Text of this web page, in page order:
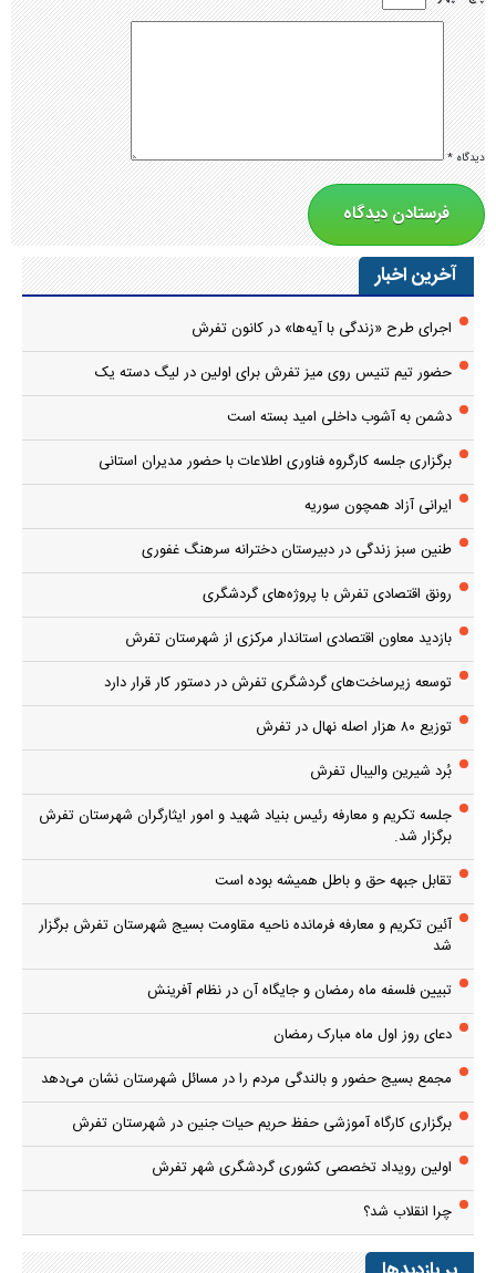
دیدگاه*
آخرین اخبار
اجرای طرح «زندگی با آیه‌ها» در کانون تفرش
حضور تیم تنیس روی میز تفرش برای اولین در لیگ دسته یک
دشمن به آشوب داخلی امید بسته است
برگزاری جلسه کارگروه فناوری اطلاعات با حضور مدیران استانی
ایرانی آزاد همچون سوریه
طنین سبز زندگی در دبیرستان دخترانه سرهنگ غفوری
رونق اقتصادی تفرش با پروژه‌های گردشگری
بازدید معاون اقتصادی استاندار مرکزی از شهرستان تفرش
توسعه زیرساخت‌های گردشگری تفرش در دستور کار قرار دارد
توزیع ۸۰ هزار اصله نهال در تفرش
بُرد شیرین والیبال تفرش
جلسه تکریم و معارفه رئیس بنیاد شهید و امور ایثارگران شهرستان تفرش
برگزار شد.
تقابل جبهه حق و باطل همیشه بوده است
آئین تکریم و معارفه فرمانده ناحیه مقاومت بسیج شهرستان تفرش برگزار
شد
تبیین فلسفه ماه رمضان و جایگاه آن در نظام آفرینش
دعای روز اول ماه مبارک رمضان
مجمع بسیج حضور و بالندگی مردم را در مسائل شهرستان نشان می‌دهد
برگزاری کارگاه آموزشی حفظ حریم حیات جنین در شهرستان تفرش
اولین رویداد تخصصی کشوری گردشگری شهر تفرش
چرا انقلاب شد؟